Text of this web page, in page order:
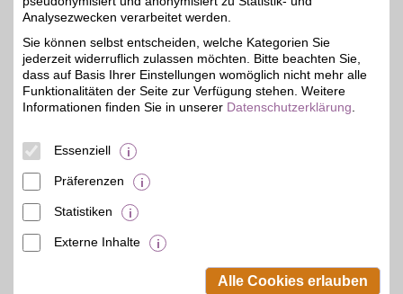
© BSW Verbraucher-Service
Analysezwecken verarbeitet werden.
Sie können selbst entscheiden, welche Kategorien Sie
jederzeit widerruflich zulassen möchten. Bitte beachten Sie,
dass auf Basis Ihrer Einstellungen womöglich nicht mehr alle
Funktionalitäten der Seite zur Verfügung stehen. Weitere
Informationen finden Sie in unserer Datenschutzerklärung
Essenziell
Präferenzen
Statistiken
Externe Inhalte
Alle Cookies erlauben